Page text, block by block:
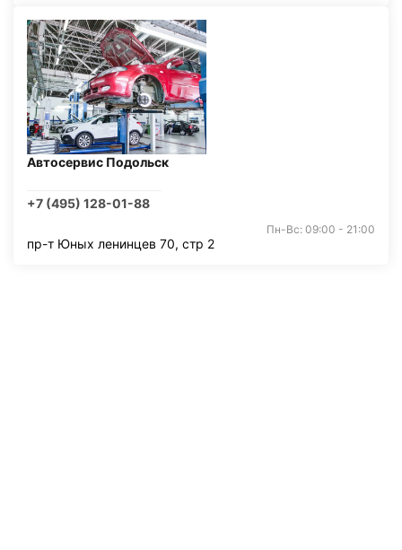
Автосервис Подольск
+7 (495) 128-01-88
Пн-Вс: 09:00 - 21:00
пр-т Юных ленинцев 70, стр 2